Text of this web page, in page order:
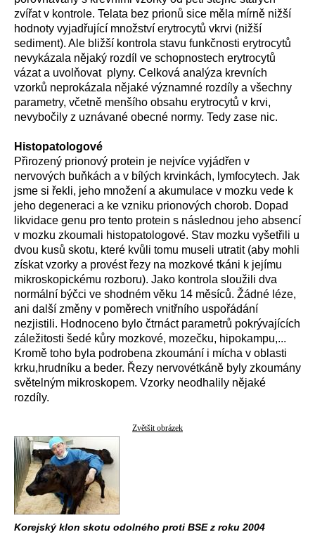
zvířat v kontrole. Telata bez prionů sice měla mírně nižší
hodnoty vyjadřující množství erytrocytů vkrvi (nižší
sediment). Ale bližší kontrola stavu funkčnosti erytrocytů
nevykázala nějaký rozdíl ve schopnostech erytrocytů
vázat a uvolňovat plyny. Celková analýza krevních
vzorků neprokázala nějaké významné rozdíly a všechny
parametry, včetně menšího obsahu erytrocytů v krvi,
nevybočily z uznávané obecné normy. Tedy zase nic.
Histopatologové
Přirozený prionový protein je nejvíce vyjádřen v
nervových buňkách a v bílých krvinkách, lymfocytech. Jak
jsme si řekli, jeho množení a akumulace v mozku vede k
jeho degeneraci a ke vzniku prionových chorob. Dopad
likvidace genu pro tento protein s následnou jeho absencí
v mozku zkoumali histopatologové. Stav mozku vyšetřili u
dvou kusů skotu, které kvůli tomu museli utratit (aby mohli
získat vzorky a provést řezy na mozkové tkáni k jejímu
mikroskopickému rozboru). Jako kontrola sloužili dva
normální býčci ve shodném věku 14 měsíců. Žádné léze,
ani další změny v poměrech vnitřního uspořádání
nezjistili. Hodnoceno bylo čtrnáct parametrů pokrývajících
záležitosti šedé kůry mozkové, mozečku, hipokampu,...
Kromě toho byla podrobena zkoumání i mícha v oblasti
krku,hrudníku a beder. Řezy nervovétkáně byly zkoumány
světelným mikroskopem. Vzorky neodhalily nějaké
rozdíly.
Zvětšit obrázek
Korejský klon skotu odolného proti BSE z roku 2004